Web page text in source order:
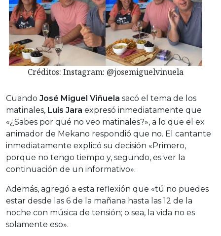
Créditos: Instagram: @josemiguelvinuela
Cuando José Miguel Viñuela sacó el tema de los
matinales, Luis Jara expresó inmediatamente que
«¿Sabes por qué no veo matinales?», a lo que el ex
animador de Mekano respondió que no. El cantante
inmediatamente explicó su decisión «Primero,
porque no tengo tiempo y, segundo, es ver la
continuación de un informativo».
Además, agregó a esta reflexión que «tú no puedes
estar desde las 6 de la mañana hasta las 12 de la
noche con música de tensión; o sea, la vida no es
solamente eso».